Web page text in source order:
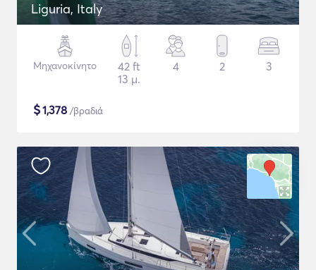
Liguria, Italy
Μηχανοκίνητο
42 ft
13 μ.
4 2 3
$1,378 /βραδιά